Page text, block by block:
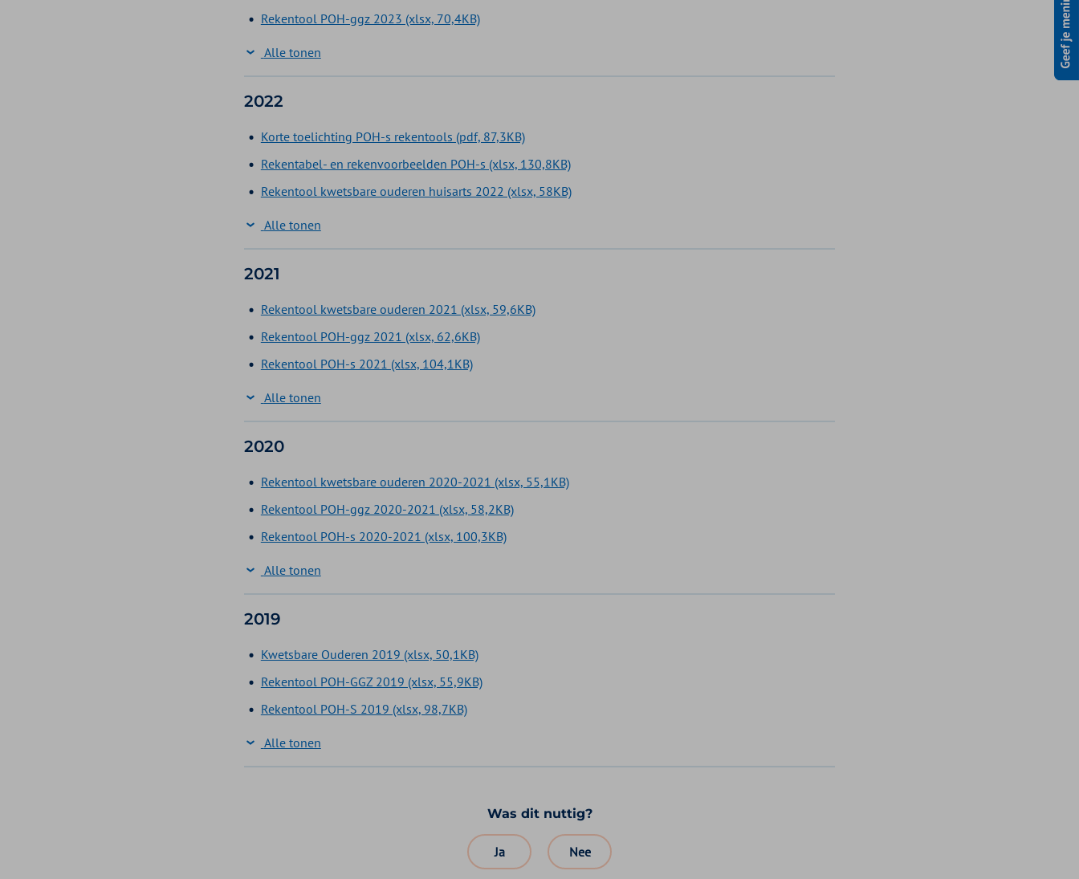
Rekentool POH-ggz 2023 (xlsx, 70,4KB)
Alle tonen
2022
Korte toelichting POH-s rekentools (pdf, 87,3KB)
Rekentabel- en rekenvoorbeelden POH-s (xlsx, 130,8KB)
Rekentool kwetsbare ouderen huisarts 2022 (xlsx, 58KB)
Alle tonen
2021
Rekentool kwetsbare ouderen 2021 (xlsx, 59,6KB)
Rekentool POH-ggz 2021 (xlsx, 62,6KB)
Rekentool POH-s 2021 (xlsx, 104,1KB)
Alle tonen
2020
Rekentool kwetsbare ouderen 2020-2021 (xlsx, 55,1KB)
Rekentool POH-ggz 2020-2021 (xlsx, 58,2KB)
Rekentool POH-s 2020-2021 (xlsx, 100,3KB)
Alle tonen
2019
Kwetsbare Ouderen 2019 (xlsx, 50,1KB)
Rekentool POH-GGZ 2019 (xlsx, 55,9KB)
Rekentool POH-S 2019 (xlsx, 98,7KB)
Alle tonen
Was dit nuttig?
Ja Nee